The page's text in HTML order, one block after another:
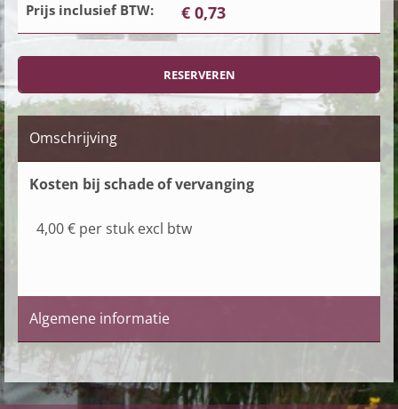
Prijs inclusief BTW: € 0,73
Omschrijving
Kosten bij schade of vervanging
4,00 € per stuk excl btw
Algemene informatie